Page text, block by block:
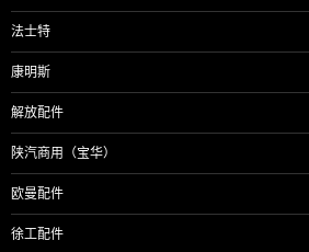
法士特
康明斯
解放配件
陕汽商用（宝华）
欧曼配件
徐工配件